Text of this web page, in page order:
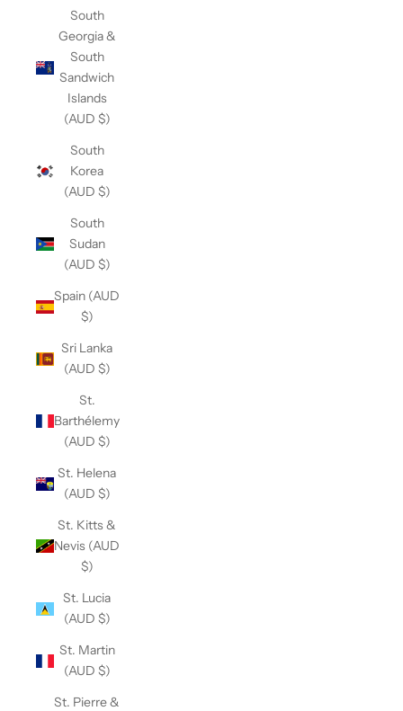
South
Georgia &
South
Sandwich
Islands
(AUD $)
South
Korea
(AUD $)
South
Sudan
(AUD $)
Spain (AUD
$)
Sri Lanka
(AUD $)
St.
Barthélemy
(AUD $)
St. Helena
(AUD $)
St. Kitts &
Nevis (AUD
$)
St. Lucia
(AUD $)
St. Martin
(AUD $)
St. Pierre &